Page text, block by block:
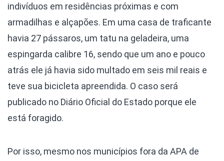
indivíduos em residências próximas e com
armadilhas e alçapões. Em uma casa de traficante
havia 27 pássaros, um tatu na geladeira, uma
espingarda calibre 16, sendo que um ano e pouco
atrás ele já havia sido multado em seis mil reais e
teve sua bicicleta apreendida. O caso será
publicado no Diário Oficial do Estado porque ele
está foragido.
Por isso, mesmo nos municípios fora da APA de